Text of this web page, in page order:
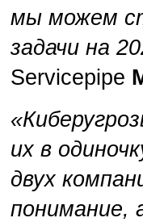
мы можем
задачи на
Servicepipe
их в
двух
понимание,